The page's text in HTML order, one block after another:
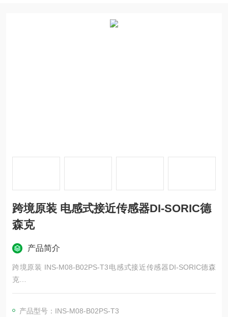
跨境原装 电感式接近传感器DI-SORIC德
森克
产品简介
跨境原装 INS-M08-B02PS-T3电感式接近传感器DI-SORIC德森
克
跨境原装 电感式接近传感器DI-SORIC德森克
产品型号：INS-M08-B02PS-T3